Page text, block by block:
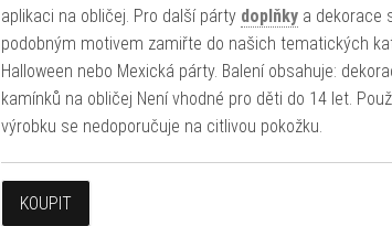
aplikaci na obličej. Pro další párty doplňkya dekorace
podobným motivem zamiřte do našich tematických
Halloween nebo Mexická párty. Balení obsahuje:
kamínků na obličej Není vhodné pro děti do 14 let.
výrobku se nedoporučuje na citlivou pokožku.
KOUPIT